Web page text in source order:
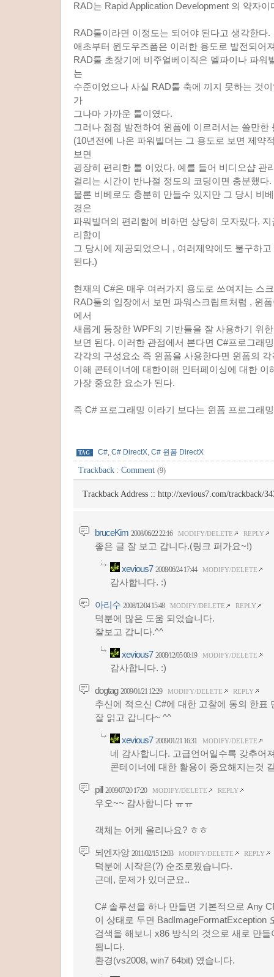
RAD는 Rapid Application Development 의 약자이
RAD툴이라면 이정도는 되어야 된다고 생각한다.
애초부터 윈도우즈폼은 이러한 용도로 발전되어
RAD툴 초장기에 비주얼베이직은 델파이나 파워
는
수준이었으나 사실 RAD툴 축에 끼지 못하는 것
가
그나마 가까운 툴이였다.
그러나 점점 발전하여 윈폼에 이르러서는 쓸만한
(10년전에 나온 파워빌더는 그 용도로 보면 제약
보면
굉장히 편리한 툴 이었다. 예를 들어 비디오샵 관
걸리는 시간이 반나절 정도의 코딩이면 충분했다.
물론 비베로도 충분히 만들수 있지만 그 당시 비
경은
파워빌더의 편리함에 비하면 상당히 모자랐다.
리함이
그 당시에 제공되었으니 , 여러제약에도 불구하
된다.)
현재의 C#은 매우 여러가지 용도로 쓰여지는 스
RAD툴의 입장에서 보면 파워스크립트처럼 , 윈
에서
새롭게 등장한 WPF의 기반틀을 잘 사용하기 위
보면 된다. 이러한 관점에서 본다면 C#프로그래
각각의 구성요소 즉 윈폼을 사용한다면 윈폼의
이해 콘테이너에 대한이해 인터페이싱에 대한 이
가장 중요한 요소가 된다.
즉 C# 프로그래밍 이라기 보다는 윈폼 프로그래
TAG C#, C# DirectX, C# 윈폼 DirectX
Trackback : Comment (9)
Trackback Address :: http://xevious7.com/trackback/
bruceKim 2008/06/22 22:16 MODIFY/DELETE REPLY
좋은 글 잘 보고 갑니다.(링크 퍼가요~!)
xevious7 2008/06/24 17:44 MODIFY/DELETE
감사합니다. :)
아리수 2008/12/04 15:48 MODIFY/DELETE REPLY
덕분에 많은 도움 되었습니다.
잘보고 갑니다.^^
xevious7 2008/12/05 00:19 MODIFY/DELETE
감사합니다. :)
dogtag 2009/01/21 12:29 MODIFY/DELETE REPLY
추신에 적으신 C#에 대한 고찰에 동의 한표
잘 읽고 갑니다~ ^^
xevious7 2009/01/21 16:31 MODIFY/DELETE
네 감사합니다. 고급언어일수록 갖추어
콘테이너에 대한 활용이 중요해지는것
pill 2009/07/20 17:20 MODIFY/DELETE REPLY
우오~~ 감사합니다 ㅠㅠ
객체는 어케 올리나요? ㅎㅎ
되엔자앙 2011/02/15 12:03 MODIFY/DELETE REPLY
덕분에 시작은(?) 순조로웠습니다.
근데, 문제가 있더군요..
C# 솔루션을 하나 만들면 기본적으로 Any
이 상태로 두면 BadImageFormatException
검색을 해보니 x86 방식의 것으로 새로 만
됩니다.
환경(vs2008, win7 64bit) 였습니다.